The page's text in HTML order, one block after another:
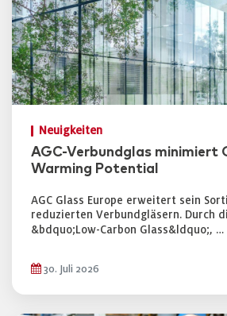
Neuigkeiten
AGC-Verbundglas minimiert
Warming Potential
AGC Glass Europe erweitert sein
reduzierten Verbundgläsern. Durch
&bdquo;Low-Carbon Glass&ldquo;, …
30. Juli 2026